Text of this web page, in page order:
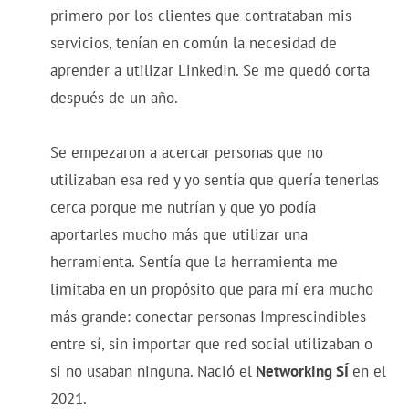
primero por los clientes que contrataban mis
servicios, tenían en común la necesidad de
aprender a utilizar LinkedIn. Se me quedó corta
después de un año.
Se empezaron a acercar personas que no
utilizaban esa red y yo sentía que quería tenerlas
cerca porque me nutrían y que yo podía
aportarles mucho más que utilizar una
herramienta. Sentía que la herramienta me
limitaba en un propósito que para mí era mucho
más grande: conectar personas Imprescindibles
entre sí, sin importar que red social utilizaban o
si no usaban ninguna. Nació el Networking SÍ en el
2021.